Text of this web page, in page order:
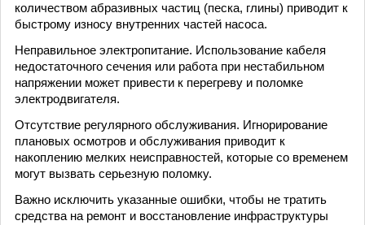
количеством абразивных частиц (песка, глины) приводит к
быстрому износу внутренних частей насоса.
Неправильное электропитание. Использование кабеля
недостаточного сечения или работа при нестабильном
напряжении может привести к перегреву и поломке
электродвигателя.
Отсутствие регулярного обслуживания. Игнорирование
плановых осмотров и обслуживания приводит к
накоплению мелких неисправностей, которые со временем
могут вызвать серьезную поломку.
Важно исключить указанные ошибки, чтобы не тратить
средства на ремонт и восстановление инфраструктуры